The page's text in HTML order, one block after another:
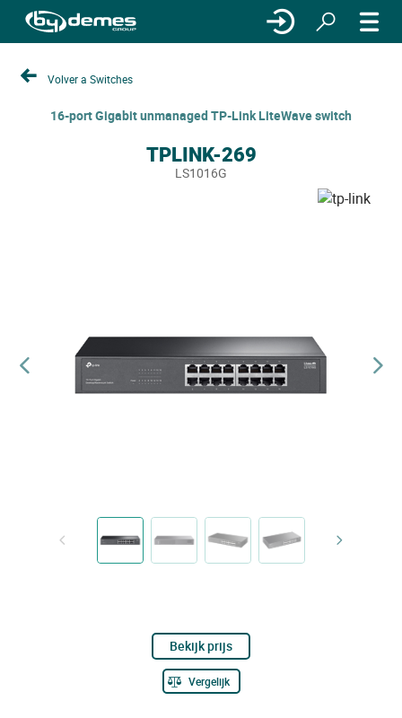
Volver a Switches
16-port Gigabit unmanaged TP-Link LiteWave switch
TPLINK-269
LS1016G
Bekijk prijs
Vergelijk